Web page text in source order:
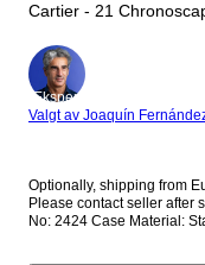
Cartier - 21
Ekspert
Valgt av Joaquín
Optionally, shipping from
Please contact seller after sale. Cartier - Chronoscaph - 2424
No: 2424 Case Material: Stainless